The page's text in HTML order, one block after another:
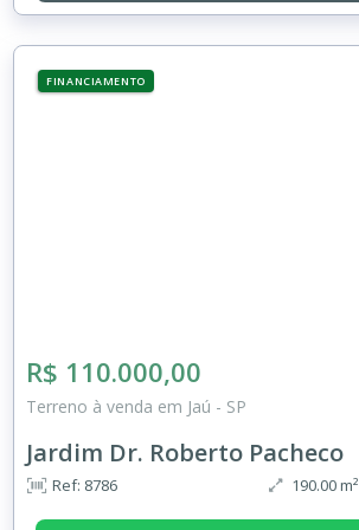
FINANCIAMENTO
R$ 110.000,00
Terreno à venda em Jaú - SP
Jardim Dr. Roberto Pacheco
Ref: 8786 190.00 m²